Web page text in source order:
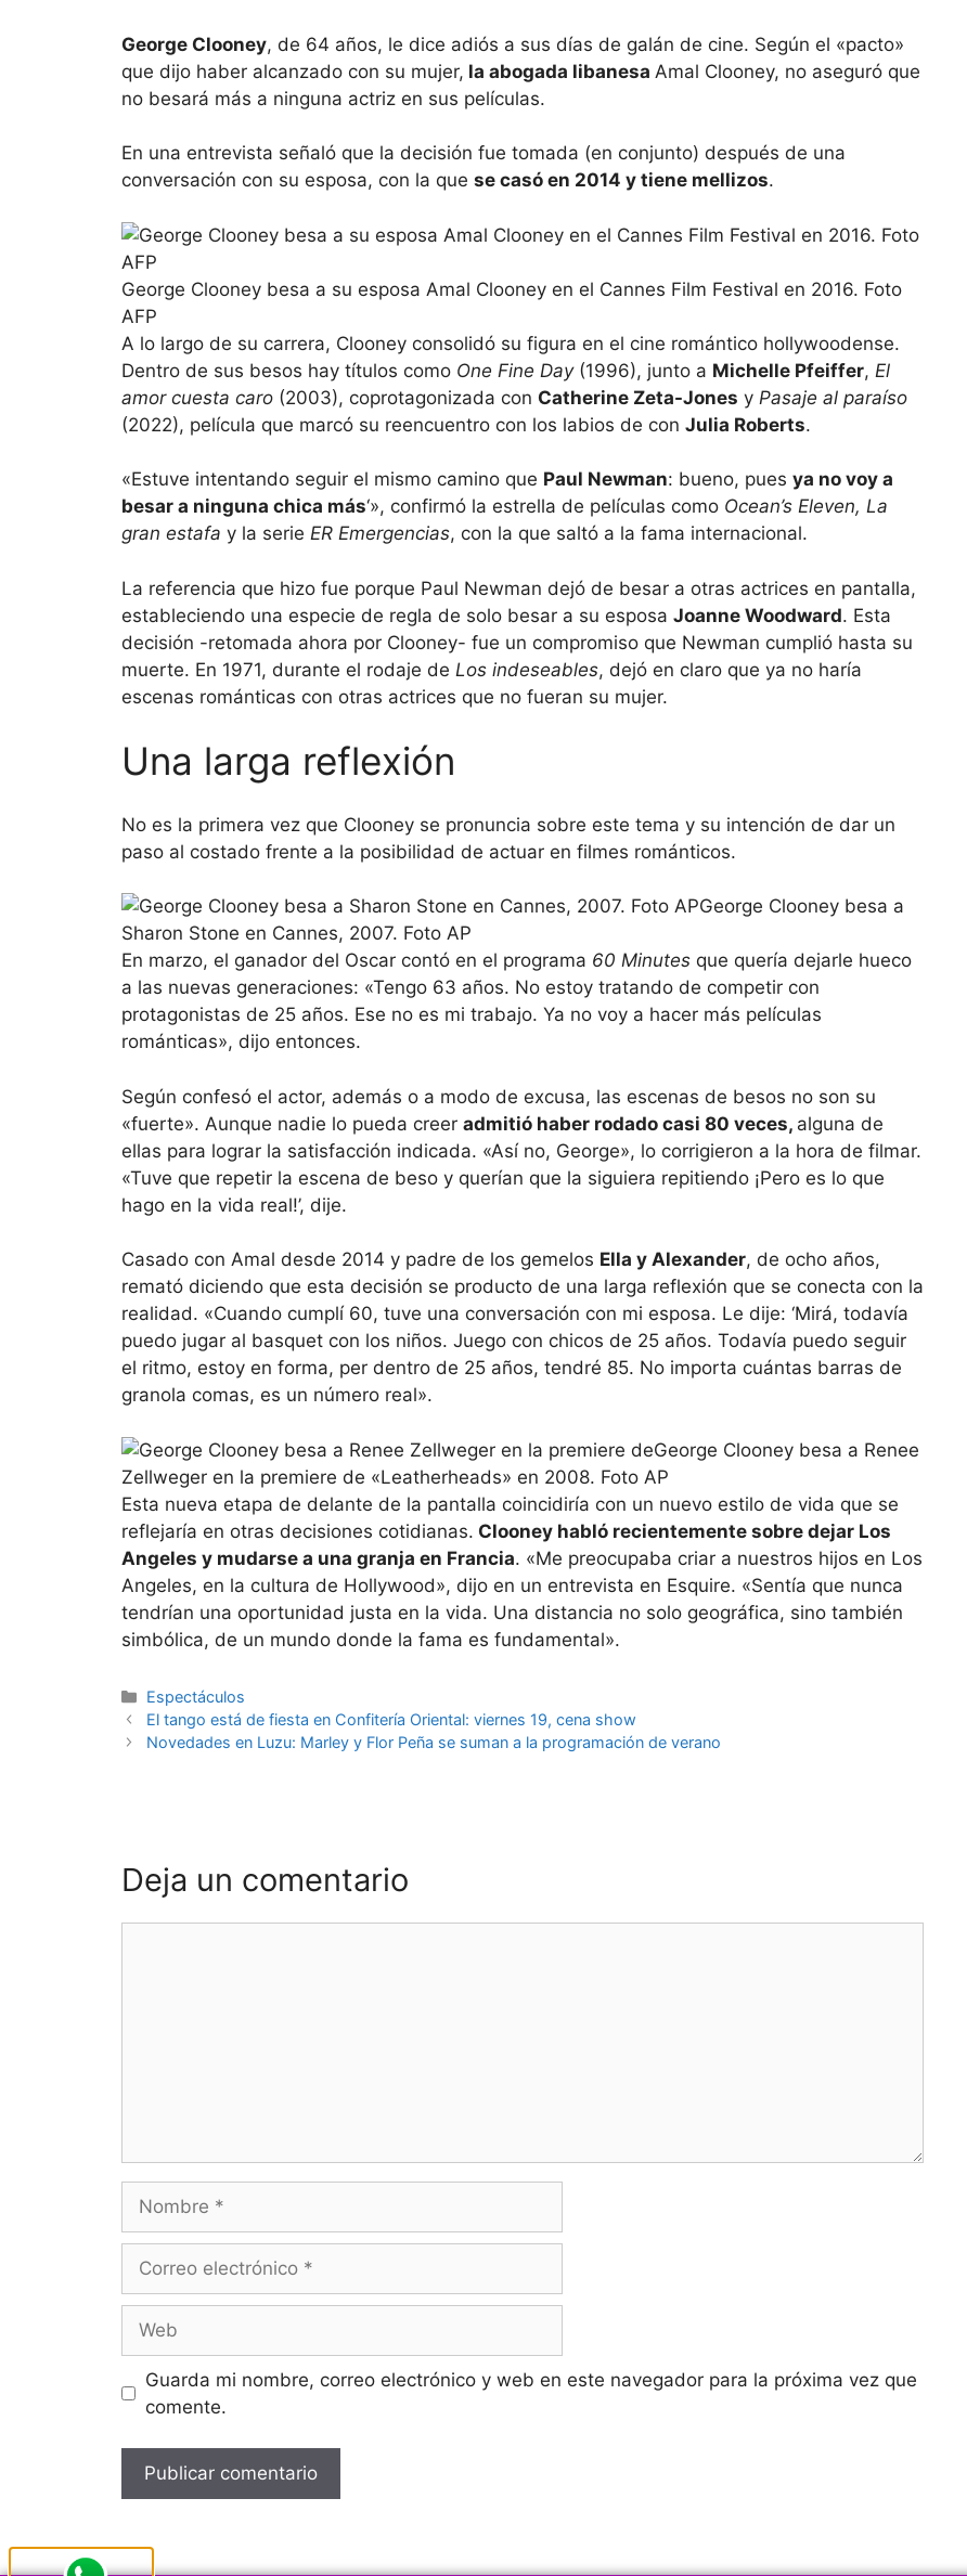
George Clooney, de 64 años, le dice adiós a sus días de galán de cine. Según el «pacto»
que dijo haber alcanzado con su mujer, la abogada libanesa Amal Clooney, no aseguró que
no besará más a ninguna actriz en sus películas.
En una entrevista señaló que la decisión fue tomada (en conjunto) después de una
conversación con su esposa, con la que se casó en 2014 y tiene mellizos.
George Clooney besa a su esposa Amal Clooney en el Cannes Film Festival en 2016. Foto
AFP
A lo largo de su carrera, Clooney consolidó su figura en el cine romántico hollywoodense.
Dentro de sus besos hay títulos como One Fine Day(1996), junto a Michelle Pfeiffer, El
amor cuesta caro (2003), coprotagonizada con Catherine Zeta-Jones y Pasaje al paraíso
(2022), película que marcó su reencuentro con los labios de con Julia Roberts.
«Estuve intentando seguir el mismo camino que Paul Newman: bueno, pues ya no voy a
besar a ninguna chica más‘», confirmó la estrella de películas como Ocean’s Eleven, La
gran estafa y la serie ER Emergencias, con la que saltó a la fama internacional.
La referencia que hizo fue porque Paul Newman dejó de besar a otras actrices en pantalla,
estableciendo una especie de regla de solo besar a su esposa Joanne Woodward. Esta
decisión -retomada ahora por Clooney- fue un compromiso que Newman cumplió hasta su
muerte. En 1971, durante el rodaje de Los indeseables, dejó en claro que ya no haría
escenas románticas con otras actrices que no fueran su mujer.
Una larga reflexión
No es la primera vez que Clooney se pronuncia sobre este tema y su intención de dar un
paso al costado frente a la posibilidad de actuar en filmes románticos.
George Clooney besa a
Sharon Stone en Cannes, 2007. Foto AP
En marzo, el ganador del Oscar contó en el programa 60 Minutes que quería dejarle hueco
a las nuevas generaciones: «Tengo 63 años. No estoy tratando de competir con
protagonistas de 25 años. Ese no es mi trabajo. Ya no voy a hacer más películas
románticas», dijo entonces.
Según confesó el actor, además o a modo de excusa, las escenas de besos no son su
«fuerte». Aunque nadie lo pueda creer admitió haber rodado casi 80 veces, alguna de
ellas para lograr la satisfacción indicada. «Así no, George», lo corrigieron a la hora de filmar.
«Tuve que repetir la escena de beso y querían que la siguiera repitiendo ¡Pero es lo que
hago en la vida real!’, dije.
Casado con Amal desde 2014 y padre de los gemelos Ella y Alexander, de ocho años,
remató diciendo que esta decisión se producto de una larga reflexión que se conecta con la
realidad. «Cuando cumplí 60, tuve una conversación con mi esposa. Le dije: ‘Mirá, todavía
puedo jugar al basquet con los niños. Juego con chicos de 25 años. Todavía puedo seguir
el ritmo, estoy en forma, per dentro de 25 años, tendré 85. No importa cuántas barras de
granola comas, es un número real».
George Clooney besa a Renee
Zellweger en la premiere de «Leatherheads» en 2008. Foto AP
Esta nueva etapa de delante de la pantalla coincidiría con un nuevo estilo de vida que se
reflejaría en otras decisiones cotidianas. Clooney habló recientemente sobre dejar Los
Angeles y mudarse a una granja en Francia. «Me preocupaba criar a nuestros hijos en Los
Angeles, en la cultura de Hollywood», dijo en un entrevista en Esquire. «Sentía que nunca
tendrían una oportunidad justa en la vida. Una distancia no solo geográfica, sino también
simbólica, de un mundo donde la fama es fundamental».
Espectáculos
El tango está de fiesta en Confitería Oriental: viernes 19, cena show
Novedades en Luzu: Marley y Flor Peña se suman a la programación de verano
Deja un comentario
Guarda mi nombre, correo electrónico y web en este navegador para la próxima vez que
comente.